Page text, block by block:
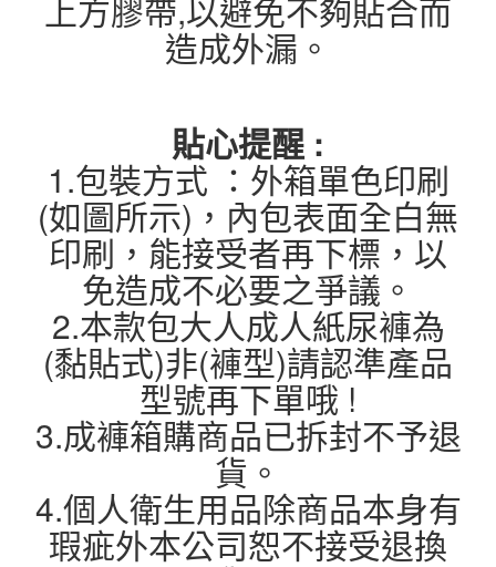
上方膠帶,以避免不夠貼合而
造成外漏。
貼心提醒 :
1.包裝方式 ：外箱單色印刷
(如圖所示)，內包表面全白無
印刷，能接受者再下標，以
免造成不必要之爭議。
2.本款包大人成人紙尿褲為
(黏貼式)非(褲型)請認準產品
型號再下單哦 !
3.成褲箱購商品已拆封不予退
貨。
4.個人衛生用品除商品本身有
瑕疵外本公司恕不接受退換